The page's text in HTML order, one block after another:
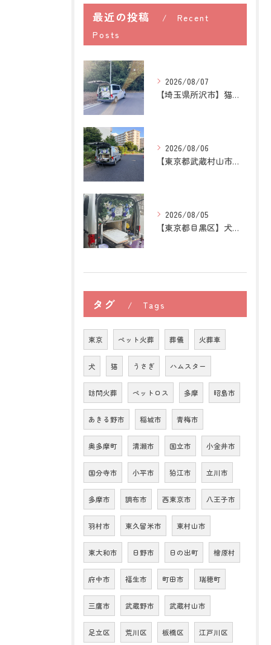
最近の投稿
Recent
Posts
2026/08/07
【埼玉県所沢市】猫の訪問ペット火葬｜お気に入りの場所に姿がな...
2026/08/06
【東京都武蔵村山市】犬の訪問ペット火葬｜愛犬との最後の時間を...
2026/08/05
【東京都目黒区】犬の訪問ペット火葬｜住み慣れた場所で心穏やか...
タグ Tags
東京 ペット火葬 葬儀 火葬車
犬 猫 うさぎ ハムスター
訪問火葬 ペットロス 多摩 昭島市
あきる野市 稲城市 青梅市
奥多摩町 清瀬市 国立市 小金井市
国分寺市 小平市 狛江市 立川市
多摩市 調布市 西東京市 八王子市
羽村市 東久留米市 東村山市
東大和市 日野市 日の出町 檜原村
府中市 福生市 町田市 瑞穂町
三鷹市 武蔵野市 武蔵村山市
足立区 荒川区 板橋区 江戸川区